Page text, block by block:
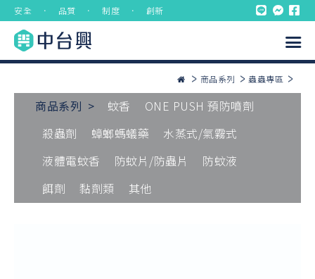
安全 ． 品質 ． 制度 ． 創新
商品系列 蟲蟲專區
商品系列 > 蚊香
ONE PUSH 預防噴劑
殺蟲劑
蟑螂螞蟻藥
水蒸式/氣霧式
液體電蚊香
防蚊片/防蟲片
防蚊液
餌劑
黏劑類 其他